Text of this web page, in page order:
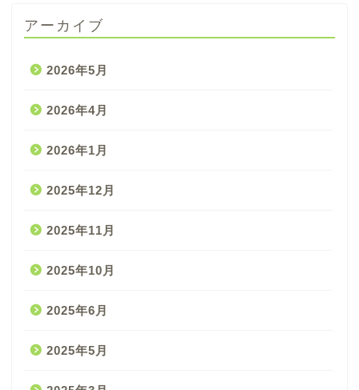
アーカイブ
2026年5月
2026年4月
2026年1月
2025年12月
2025年11月
2025年10月
2025年6月
2025年5月